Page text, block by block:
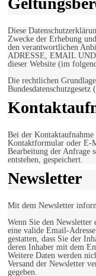
Diese
Zwecke der Erhebung
den verantwortlichen
ADRESSE, EMAIL
dieser Website (im
Die rechtlichen
Bei der
Kontaktformular oder E-
Bearbeitung der Anfrage
entstehen, gespeichert.
Newsletter
Mit dem Newsletter
Wenn Sie den
eine valide Email-
gestatten, dass Sie der
deren Inhaber mit dem
Weitere Daten werden
Versand der Newsletter
gegeben.